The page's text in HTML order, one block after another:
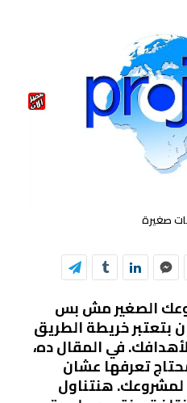
صغيرة
الصغير مش بس
خريطة الطريق
في المقال ده،
تعرفها عشان
هنتناول